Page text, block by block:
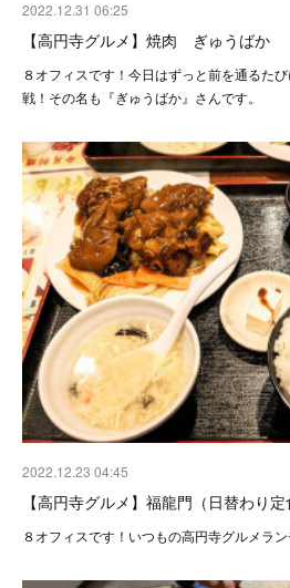
2022.12.31 06:25
【高円寺グルメ】焼肉 ぎゅうばか
８オフィスです！今日はずっと前を通るた
戦！その名も『ぎゅうばか』さんです。
2022.12.23 04:45
【高円寺グルメ】福龍門（日替わり定
８オフィスです！いつもの高円寺グルメラ